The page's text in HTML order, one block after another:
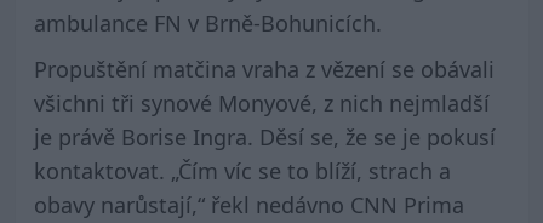
ambulance FN v Brně-Bohunicích.
Propuštění matčina vraha z vězení se obávali
všichni tři synové Monyové, z nich nejmladší
je právě Borise Ingra. Děsí se, že se je pokusí
kontaktovat. „Čím víc se to blíží, strach a
obavy narůstají,“ řekl nedávno CNN Prima